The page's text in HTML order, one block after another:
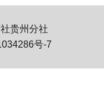
贵州分社
号-7